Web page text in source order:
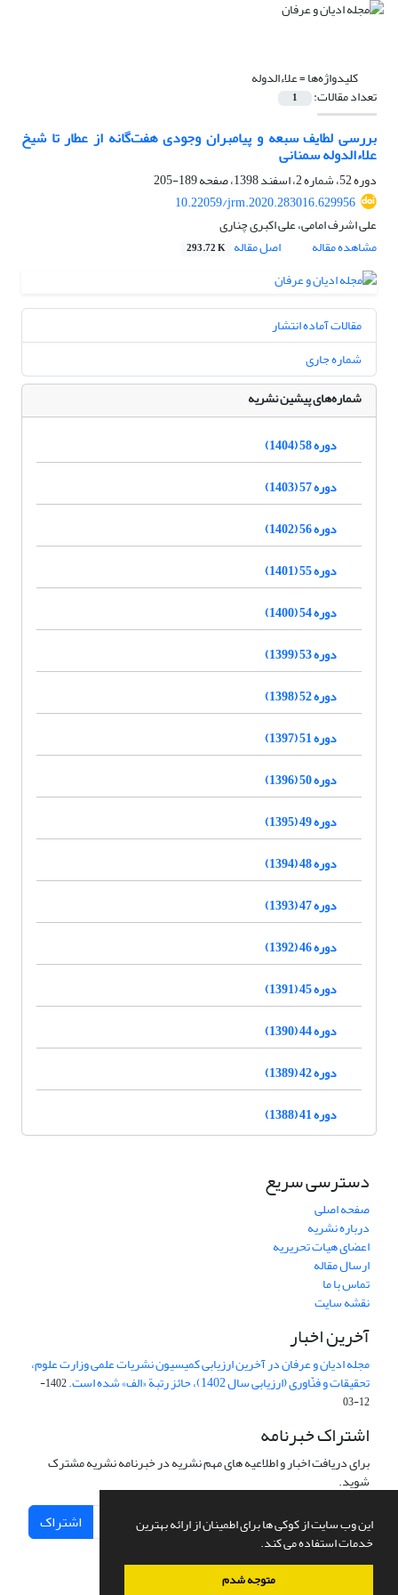
این وب سایت از کوکی ها برای اطمینان از ارائه بهترین
خدمات استفاده می کند.
متوجه شدم
کلیدواژه‌ها =علاءالدوله
تعداد مقالات: 1
بررسی لطایف سبعه و پیامبران وجودی هفت‌گانه از عطار تا شیخ
علاءالدوله سمنانی
دوره 52، شماره 2، اسفند 1398، صفحه
189-205
10.22059/jrm.2020.283016.629956
علی اشرف امامی، علی اکبری چناری
مشاهده مقاله
اصل مقاله 293.72 K
مقالات آماده انتشار
شماره جاری
شماره‌های پیشین نشریه
دوره 58 (1404)
دوره 57 (1403)
دوره 56 (1402)
دوره 55 (1401)
دوره 54 (1400)
دوره 53 (1399)
دوره 52 (1398)
دوره 51 (1397)
دوره 50 (1396)
دوره 49 (1395)
دوره 48 (1394)
دوره 47 (1393)
دوره 46 (1392)
دوره 45 (1391)
دوره 44 (1390)
دوره 42 (1389)
دوره 41 (1388)
دسترسی سریع
صفحه اصلی
درباره نشریه
اعضای هیات تحریریه
ارسال مقاله
تماس با ما
نقشه سایت
آخرین اخبار
مجله ادیان و عرفان در آخرین ارزیابی کمیسیون نشریات علمی وزارت علوم،
تحقیقات و فنّاوری (ارزیابی سال 1402)، حائز رتبة «الف» شده است.
1402-
12-03
اشتراک خبرنامه
برای دریافت اخبار و اطلاعیه های مهم نشریه در خبرنامه نشریه مشترک
شوید.
اشتراک